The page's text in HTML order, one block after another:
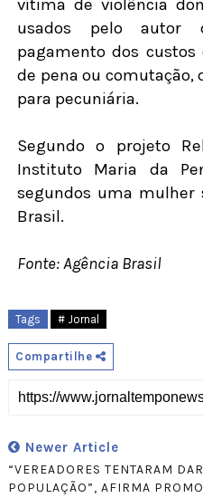
vítima de violência
usados pelo autor
pagamento dos
de pena ou comutação,
para pecuniária.
Segundo o projeto
Instituto Maria da
segundos uma mulher
Brasil.
Fonte: Agência Brasil
Tags # Jornal
Compartilhe
Newer Article
“VEREADORES TENTARAM
POPULAÇÃO”, AFIRMA